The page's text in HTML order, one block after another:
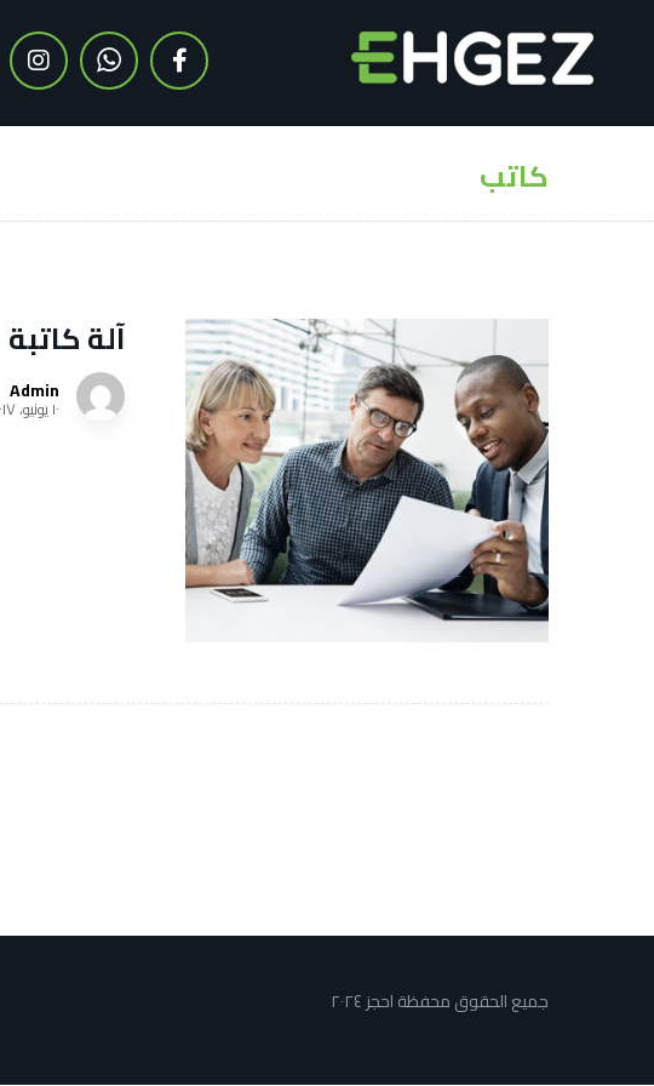
كاتب
آلة كاتبة
Admin
١٠ يونيو، ٢٠١٧
جميع الحقوق محفظة احجز ٢٠٢٤